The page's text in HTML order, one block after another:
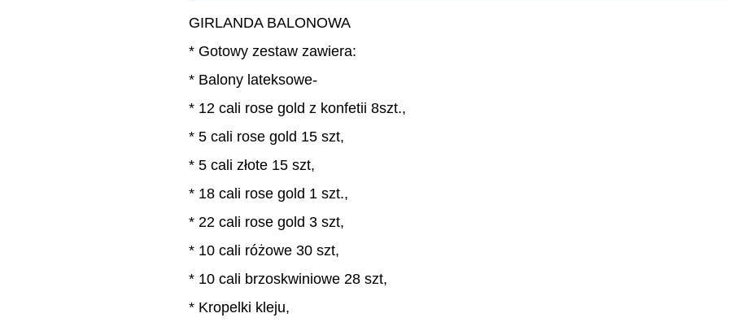
GIRLANDA BALONOWA
* Gotowy zestaw zawiera:
* Balony lateksowe-
* 12 cali rose gold z konfetii 8szt.,
* 5 cali rose gold 15 szt,
* 5 cali złote 15 szt,
* 18 cali rose gold 1 szt.,
* 22 cali rose gold 3 szt,
* 10 cali różowe 30 szt,
* 10 cali brzoskwiniowe 28 szt,
* Kropelki kleju,